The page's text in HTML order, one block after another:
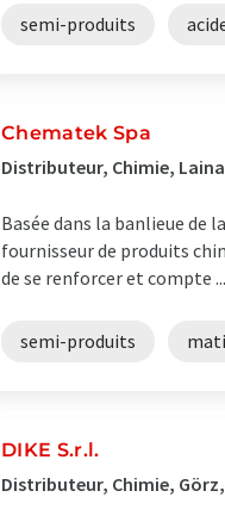
semi-produits
Chematek Spa
Distributeur, Chimie,
Basée dans la banlieue de
fournisseur de produits
de se renforcer et compte ...
semi-produits
DIKE S.r.l.
Distributeur, Chimie,